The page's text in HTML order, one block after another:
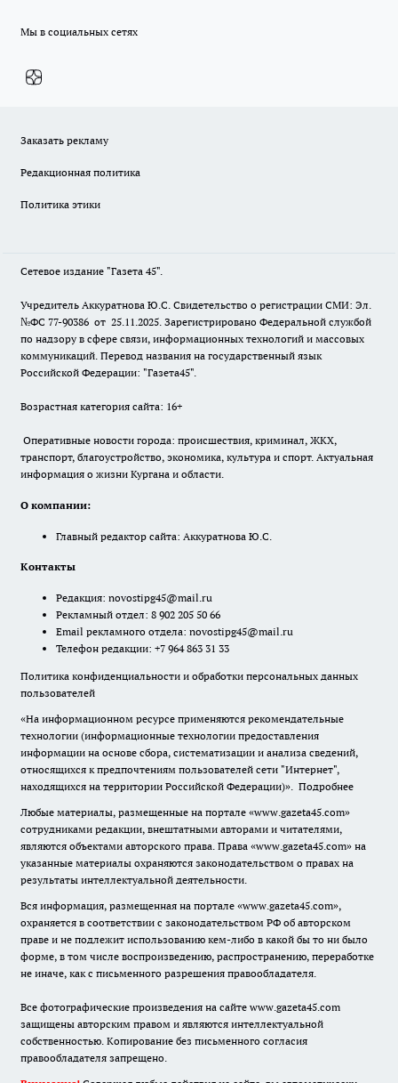
Мы в социальных сетях
Заказать рекламу
Редакционная политика
Политика этики
Сетевое издание "Газета 45".
Учредитель Аккуратнова Ю.С. Свидетельство о регистрации СМИ: Эл.
№ФС 77-90386 от 25.11.2025. Зарегистрировано Федеральной службой
по надзору в сфере связи, информационных технологий и массовых
коммуникаций. Перевод названия на государственный язык
Российской Федерации: "Газета45".
Возрастная категория сайта: 16+
Оперативные новости города: происшествия, криминал, ЖКХ,
транспорт, благоустройство, экономика, культура и спорт. Актуальная
информация о жизни Кургана и области.
О компании:
Главный редактор сайта: Аккуратнова Ю.С.
Контакты
Редакция: novostipg45@mail.ru
Рекламный отдел: 8 902 205 50 66
Email рекламного отдела: novostipg45@mail.ru
Телефон редакции: +7 964 863 31 33
Политика конфиденциальности и обработки персональных данных
пользователей
«На информационном ресурсе применяются рекомендательные
технологии (информационные технологии предоставления
информации на основе сбора, систематизации и анализа сведений,
относящихся к предпочтениям пользователей сети "Интернет",
находящихся на территории Российской Федерации)». Подробнее
Любые материалы, размещенные на портале «www.gazeta45.com»
сотрудниками редакции, внештатными авторами и читателями,
являются объектами авторского права. Права «www.gazeta45.com» на
указанные материалы охраняются законодательством о правах на
результаты интеллектуальной деятельности.
Вся информация, размещенная на портале «www.gazeta45.com»,
охраняется в соответствии с законодательством РФ об авторском
праве и не подлежит использованию кем-либо в какой бы то ни было
форме, в том числе воспроизведению, распространению, переработке
не иначе, как с письменного разрешения правообладателя.
Все фотографические произведения на сайте www.gazeta45.com
защищены авторским правом и являются интеллектуальной
собственностью. Копирование без письменного согласия
правообладателя запрещено.